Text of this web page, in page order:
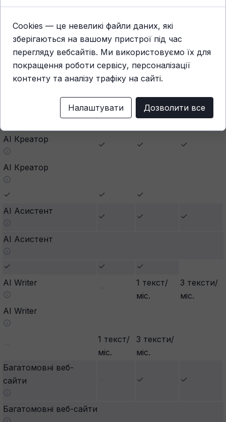
Cookies — це невеликі файли даних, які
зберігаються на вашому пристрої під час
перегляду вебсайтів. Ми використовуємо їх для
покращення роботи сервісу, персоналізації
контенту та аналізу трафіку на сайті.
Налаштувати Дозволити все